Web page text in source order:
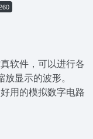
软件，可以进行各
显示的波形。
用的模拟数字电路